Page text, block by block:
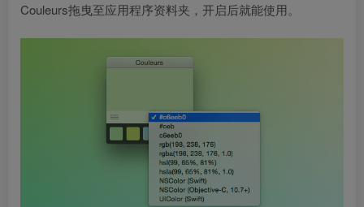
Couleurs拖曳至应用程序资料夹，开启后就能使用。